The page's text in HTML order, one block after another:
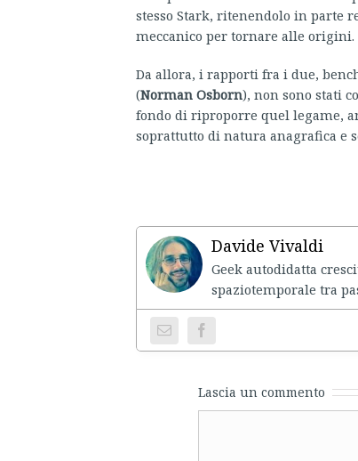
stesso Stark, ritenendolo in parte
meccanico per tornare alle origini.
Da allora, i rapporti fra i due,
(Norman Osborn), non sono stati
fondo di riproporre quel legame,
soprattutto di natura anagrafica e
Davide Vivaldi
Geek autodidatta
spaziotemporale tra
Lascia un commento